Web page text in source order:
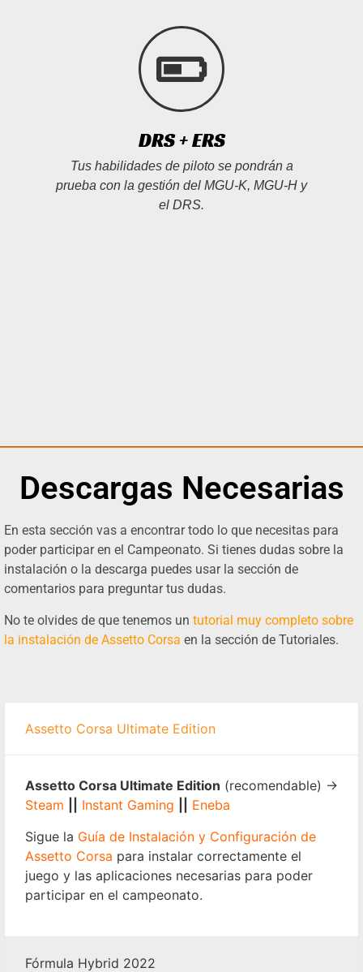
DRS + ERS
Tus habilidades de piloto se pondrán a
prueba con la gestión del MGU-K, MGU-H y
el DRS.
Descargas Necesarias
En esta sección vas a encontrar todo lo que necesitas para
poder participar en el Campeonato. Si tienes dudas sobre la
instalación o la descarga puedes usar la sección de
comentarios para preguntar tus dudas.
No te olvides de que tenemos un tutorial muy completo sobre
la instalación de Assetto Corsa en la sección de Tutoriales.
Assetto Corsa Ultimate Edition
Assetto Corsa Ultimate Edition (recomendable) ->
Steam
Instant Gaming
Eneba
Sigue la Guía de Instalación y Configuración de
Assetto Corsa para instalar correctamente el
juego y las aplicaciones necesarias para poder
participar en el campeonato.
Fórmula Hybrid 2022